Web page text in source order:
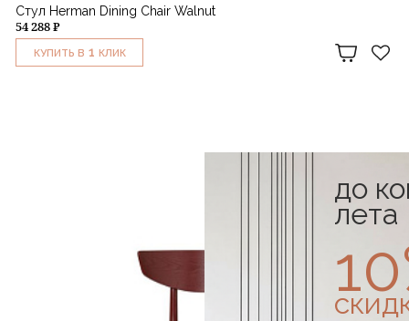
Стул Herman Dining Chair Walnut
54 288 ₽
КУПИТЬ В 1 КЛИК
до
лета